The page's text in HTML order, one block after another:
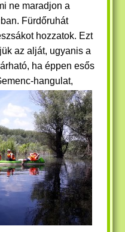
ne maradjon a
Fürdőruhát
hozzatok. Ezt
az alját, ugyanis a
ha éppen esős
hangulat,